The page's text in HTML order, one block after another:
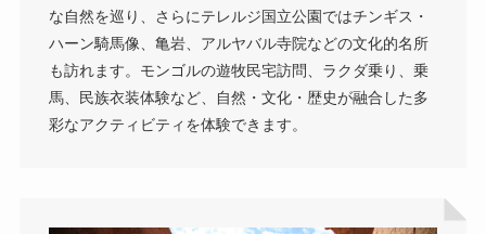
な自然を巡り、さらにテレルジ国立公園ではチンギス・
ハーン騎馬像、亀岩、アルヤバル寺院などの文化的名所
も訪れます。モンゴルの遊牧民宅訪問、ラクダ乗り、乗
馬、民族衣装体験など、自然・文化・歴史が融合した多
彩なアクティビティを体験できます。